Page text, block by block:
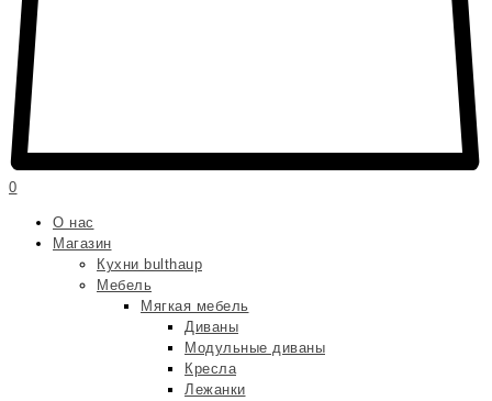
0
О нас
Магазин
Кухни bulthaup
Мебель
Мягкая мебель
Диваны
Модульные диваны
Кресла
Лежанки